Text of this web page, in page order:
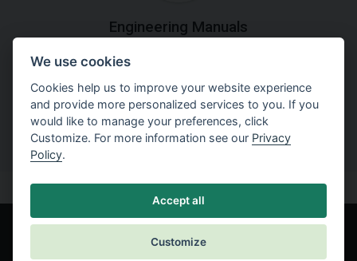
Engineering Manuals
Step by steps guides on how
to solve a specific tasks.
We use cookies
Cookies help us to improve your website experience
and provide more personalized services to you. If you
would like to manage your preferences, click
Customize. For more information see our Privacy
Policy.
Accept all
Customize